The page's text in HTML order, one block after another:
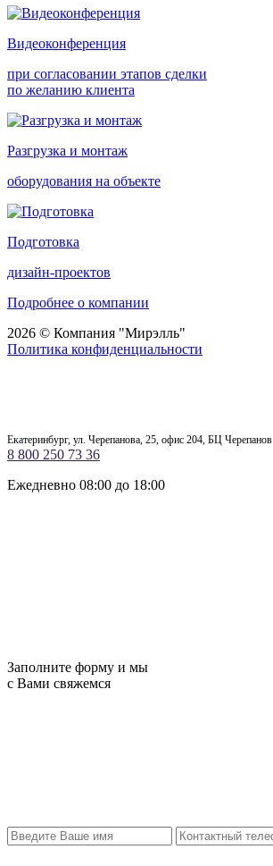
Видеоконференция
при согласовании этапов сделки
по желанию клиента
Разгрузка и монтаж
оборудования на объекте
Подготовка
дизайн-проектов
Подробнее о компании
2026 © Компания "Мирэлль"
Политика конфиденциальности
Екатеринбург, ул. Черепанова, 25, офис 204, БЦ Черепанов
8 800 250 73 36
Ежедневно 08:00 до 18:00
Заполните форму и мы
с Вами свяжемся